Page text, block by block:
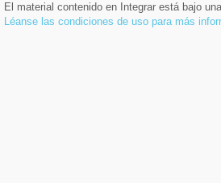
El material contenido en Integrar está bajo
Léanse las condiciones de uso para más